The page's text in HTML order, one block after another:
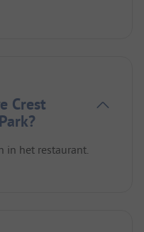
Crest
in het restaurant.